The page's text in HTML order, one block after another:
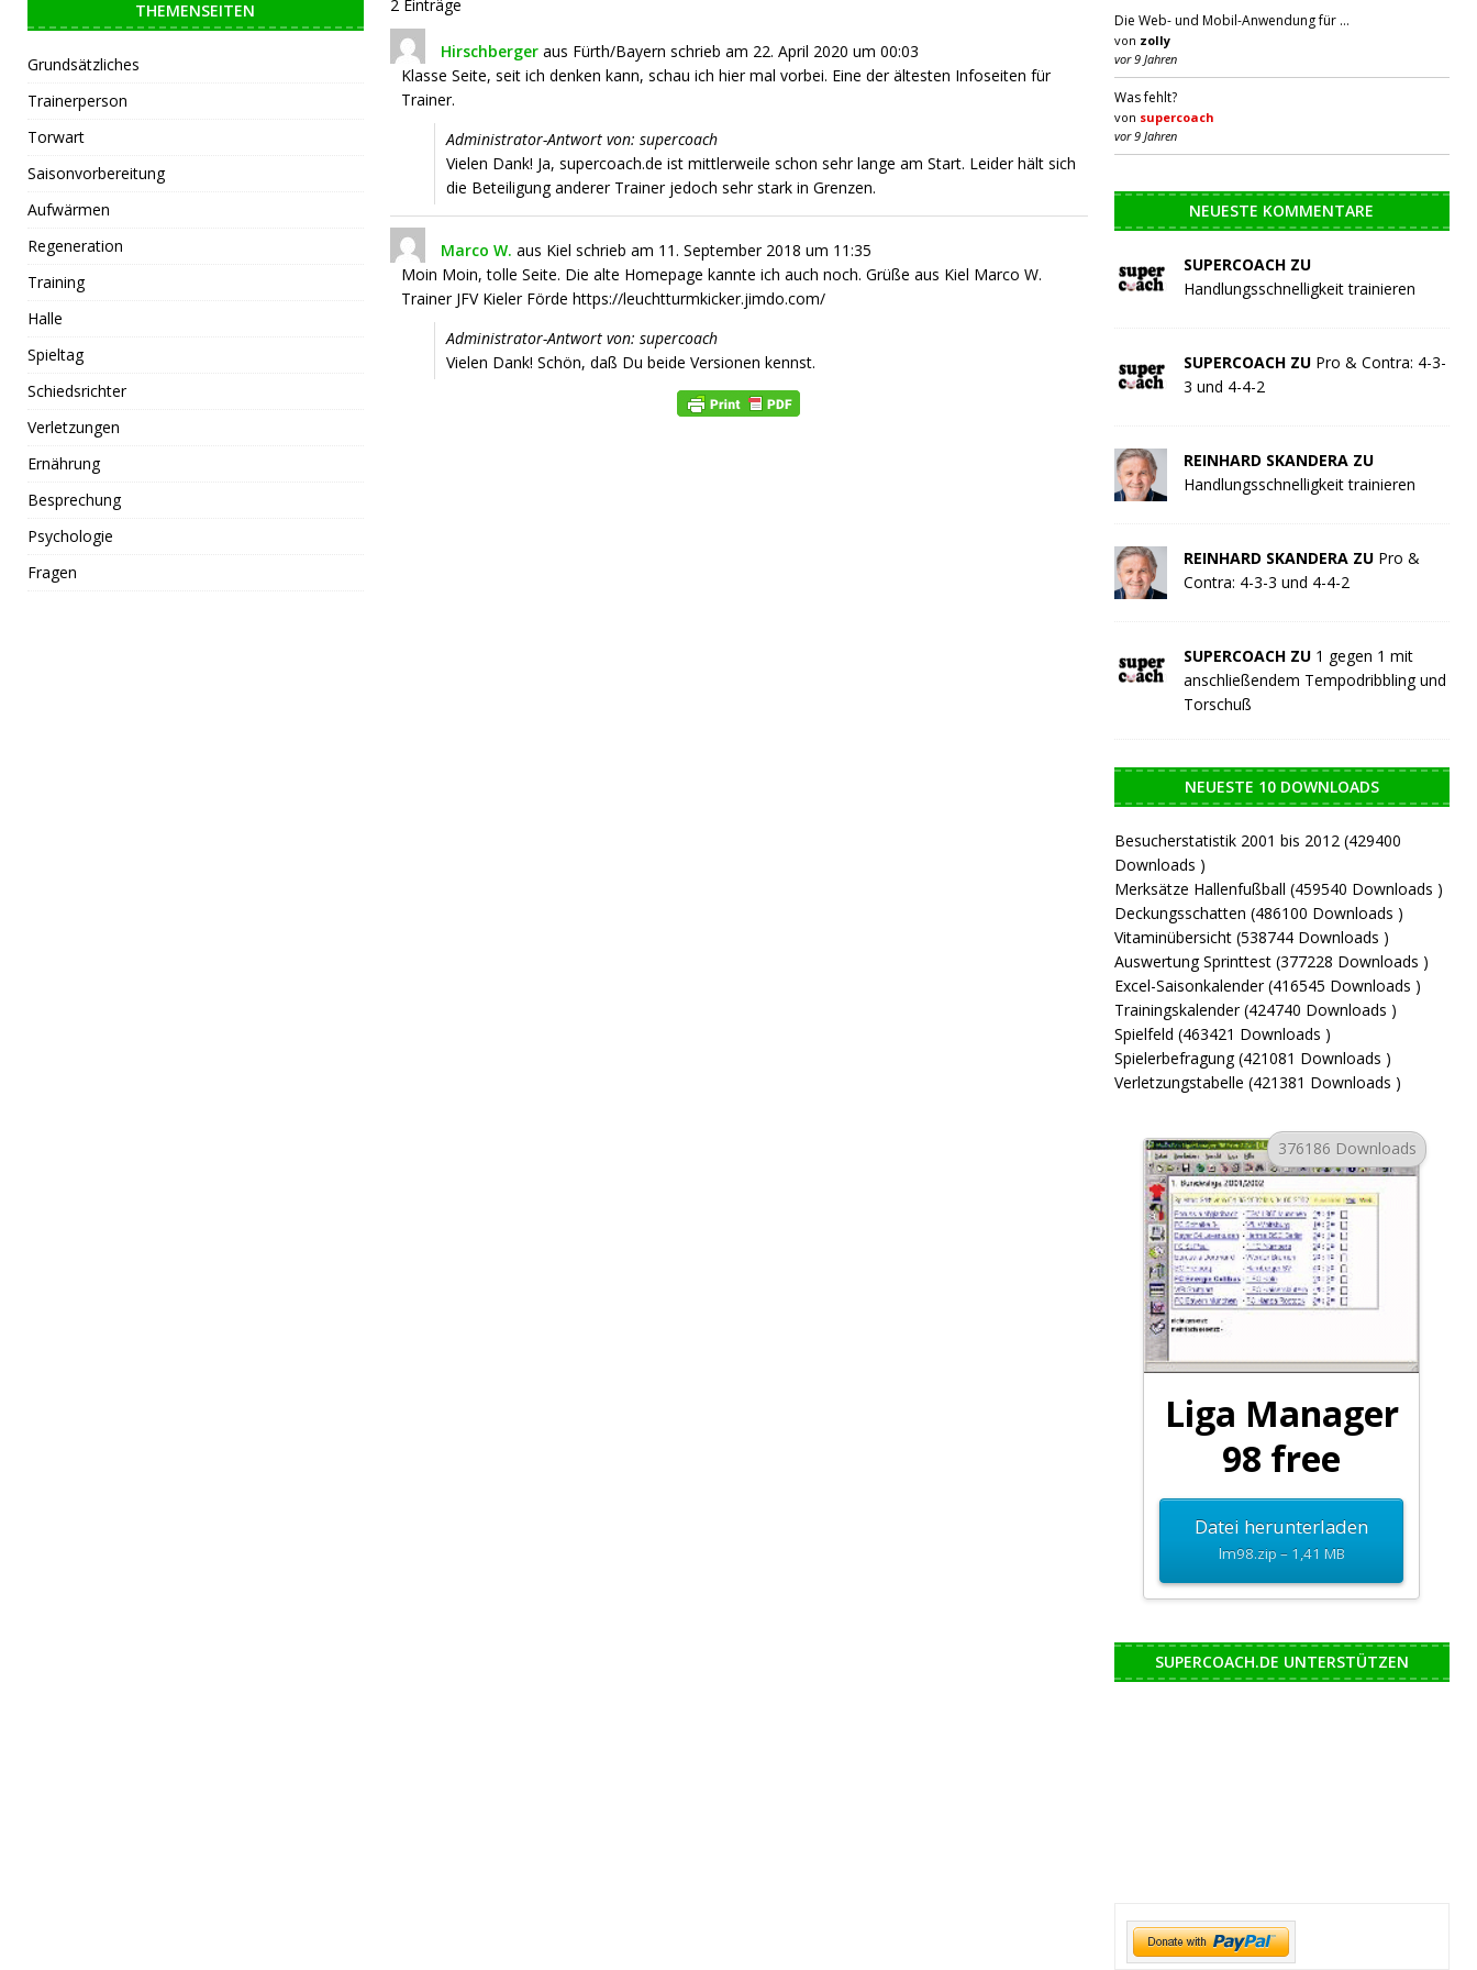
2 Einträge
Hirschberger aus Fürth/Bayern schrieb am 22. April 2020 um 00:03
Klasse Seite, seit ich denken kann, schau ich hier mal vorbei. Eine der ältesten Infoseiten für
Trainer.
Administrator-Antwort von: supercoach
Vielen Dank! Ja, supercoach.de ist mittlerweile schon sehr lange am Start. Leider hält sich
die Beteiligung anderer Trainer jedoch sehr stark in Grenzen.
Marco W. aus Kiel schrieb am 11. September 2018 um 11:35
Moin Moin, tolle Seite. Die alte Homepage kannte ich auch noch. Grüße aus Kiel Marco W.
Trainer JFV Kieler Förde https://leuchtturmkicker.jimdo.com/
Administrator-Antwort von: supercoach
Vielen Dank! Schön, daß Du beide Versionen kennst.
THEMENSEITEN
Grundsätzliches
Trainerperson
Torwart
Saisonvorbereitung
Aufwärmen
Regeneration
Training
Halle
Spieltag
Schiedsrichter
Verletzungen
Ernährung
Besprechung
Psychologie
Fragen
Die Web- und Mobil-Anwendung für …
von zolly
vor 9 Jahren
Was fehlt?
von supercoach
vor 9 Jahren
NEUESTE KOMMENTARE
SUPERCOACH ZU
Handlungsschnelligkeit trainieren
SUPERCOACH ZU Pro & Contra: 4-3-
3 und 4-4-2
REINHARD SKANDERA ZU
Handlungsschnelligkeit trainieren
REINHARD SKANDERA ZU Pro &
Contra: 4-3-3 und 4-4-2
SUPERCOACH ZU 1 gegen 1 mit
anschließendem Tempodribbling und
Torschuß
NEUESTE 10 DOWNLOADS
Besucherstatistik 2001 bis 2012 (429400
Downloads )
Merksätze Hallenfußball (459540 Downloads )
Deckungsschatten (486100 Downloads )
Vitaminübersicht (538744 Downloads )
Auswertung Sprinttest (377228 Downloads )
Excel-Saisonkalender (416545 Downloads )
Trainingskalender (424740 Downloads )
Spielfeld (463421 Downloads )
Spielerbefragung (421081 Downloads )
Verletzungstabelle (421381 Downloads )
376186 Downloads
Liga Manager
98 free
Datei herunterladen
lm98.zip – 1,41 MB
SUPERCOACH.DE UNTERSTÜTZEN